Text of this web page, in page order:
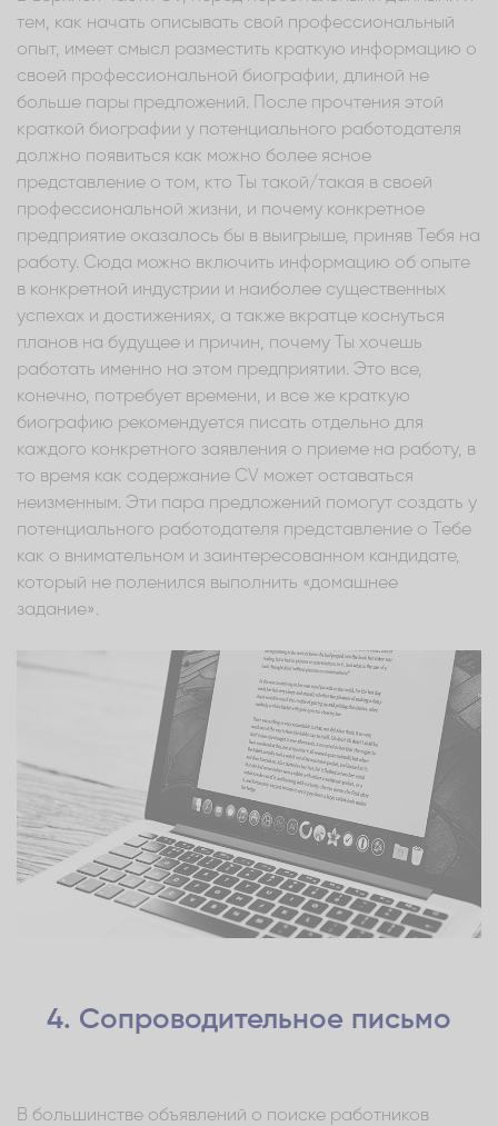
тем, как начать описывать свой профессиональный
опыт, имеет смысл разместить краткую информацию о
своей профессиональной биографии, длиной не
больше пары предложений. После прочтения этой
краткой биографии у потенциального работодателя
должно появиться как можно более ясное
представление о том, кто Ты такой/такая в своей
профессиональной жизни, и почему конкретное
предприятие оказалось бы в выигрыше, приняв Тебя на
работу. Сюда можно включить информацию об опыте
в конкретной индустрии и наиболее существенных
успехах и достижениях, а также вкратце коснуться
планов на будущее и причин, почему Ты хочешь
работать именно на этом предприятии. Это все,
конечно, потребует времени, и все же краткую
биографию рекомендуется писать отдельно для
каждого конкретного заявления о приеме на работу, в
то время как содержание CV может оставаться
неизменным. Эти пара предложений помогут создать у
потенциального работодателя представление о Тебе
как о внимательном и заинтересованном кандидате,
который не поленился выполнить «домашнее
задание».
4. Сопроводительное письмо
В большинстве объявлений о поиске работников